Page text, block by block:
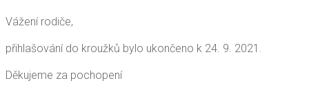
Vážení rodiče,
přihlašování do kroužků bylo ukončeno k 24. 9. 2021.
Děkujeme za pochopení